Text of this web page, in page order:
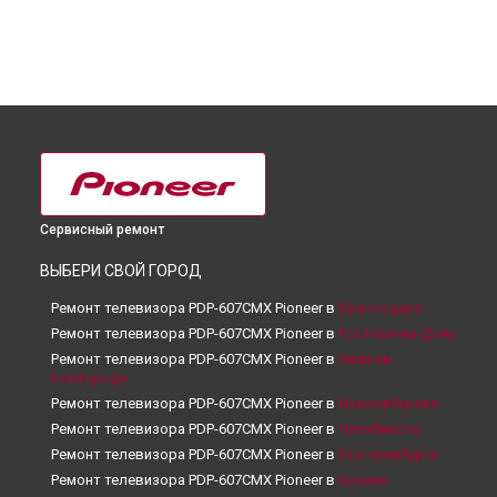
Сервисный ремонт
ВЫБЕРИ СВОЙ ГОРОД
Ремонт телевизора PDP-607CMX Pioneer в Краснодаре
Ремонт телевизора PDP-607CMX Pioneer в Ростове-на-Дону
Ремонт телевизора PDP-607CMX Pioneer в Нижнем
Новгороде
Ремонт телевизора PDP-607CMX Pioneer в Новосибирске
Ремонт телевизора PDP-607CMX Pioneer в Челябинске
Ремонт телевизора PDP-607CMX Pioneer в Екатеринбурге
Ремонт телевизора PDP-607CMX Pioneer в Казани